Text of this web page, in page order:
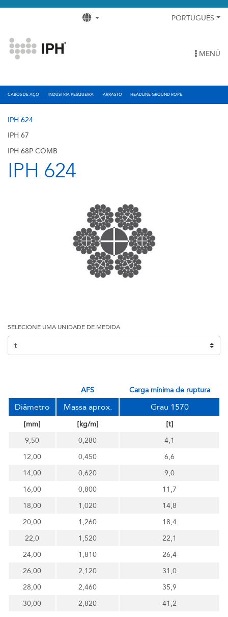
PORTUGUÊS
MENÚ
CABOS DE AÇO INDUSTRIA PESQUEIRA ARRASTO HEADLINE GROUND ROPE
IPH 624
IPH 67
IPH 68P COMB
IPH 624
SELECIONE UMA UNIDADE DE MEDIDA
AFS carga mínima de ruptura
Diâmetro Massa aprox. Grau 1570
[mm] [kg/m]
[t]
9,50
0,280
4,1
12,00
0,450
6,6
14,00
0,620
9,0
16,00
0,800
11,7
18,00
1,020
14,8
20,00
1,260
18,4
22,0
1,520
22,1
24,00
1,810
26,4
26,00
2,120
31,0
28,00
2,460
35,9
30,00
2,820 41,2